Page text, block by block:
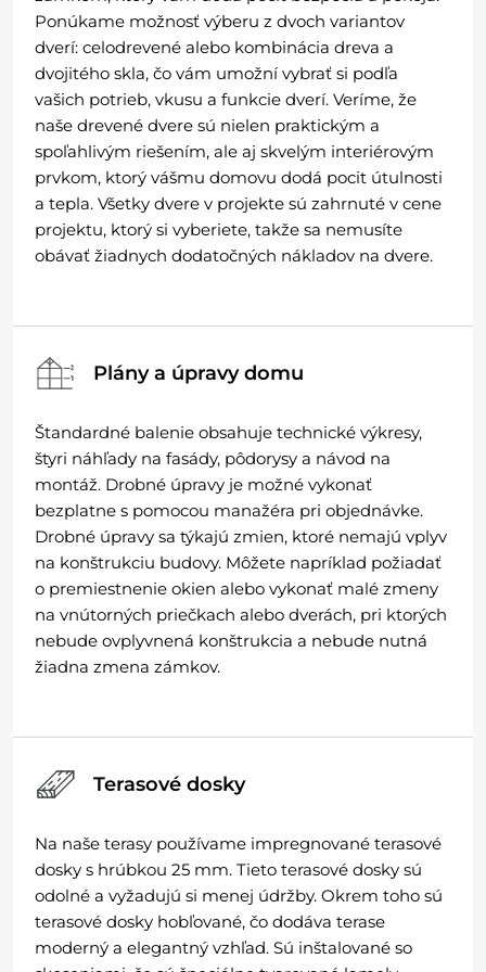
Ponúkame možnosť výberu z dvoch variantov
dverí: celodrevené alebo kombinácia dreva a
dvojitého skla, čo vám umožní vybrať si podľa
vašich potrieb, vkusu a funkcie dverí. Veríme, že
naše drevené dvere sú nielen praktickým a
spoľahlivým riešením, ale aj skvelým interiérovým
prvkom, ktorý vášmu domovu dodá pocit útulnosti
a tepla. Všetky dvere v projekte sú zahrnuté v cene
projektu, ktorý si vyberiete, takže sa nemusíte
obávať žiadnych dodatočných nákladov na dvere.
Plány a úpravy domu
Štandardné balenie obsahuje technické výkresy,
štyri náhľady na fasády, pôdorysy a návod na
montáž. Drobné úpravy je možné vykonať
bezplatne s pomocou manažéra pri objednávke.
Drobné úpravy sa týkajú zmien, ktoré nemajú vplyv
na konštrukciu budovy. Môžete napríklad požiadať
o premiestnenie okien alebo vykonať malé zmeny
na vnútorných priečkach alebo dverách, pri ktorých
nebude ovplyvnená konštrukcia a nebude nutná
žiadna zmena zámkov.
Terasové dosky
Na naše terasy používame impregnované terasové
dosky s hrúbkou 25 mm. Tieto terasové dosky sú
odolné a vyžadujú si menej údržby. Okrem toho sú
terasové dosky hobľované, čo dodáva terase
moderný a elegantný vzhľad. Sú inštalované so